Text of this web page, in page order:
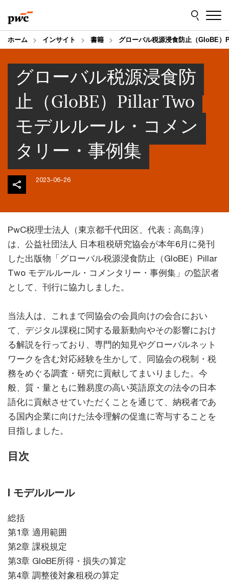
to
content
to
footer
ホーム インサイト 書籍 グローバル税源浸食防止（GloBE
グローバル税源浸食防
止（GloBE）Pillar Two
モデルルール・コメン
タリー・事例集
2023-06-26
PwC税理士法人（東京都千代田区、代表：高島淳）
は、公益社団法人 日本租税研究協会が本年6月に発刊
した出版物「グローバル税源浸食防止（GloBE）Pillar
Two モデルルール・コメンタリー・事例集」の監訳者
として、刊行に協力しました。
当法人は、これまで同協会の会員向けの会合におい
て、デジタル課税に関する最新動向やその影響におけ
る解説を行っており、専門的知見やグローバルネット
ワークを含む対応経験を生かして、同協会の税制・税
務をめぐる調査・研究に貢献してまいりました。今
般、質・量ともに難易度の高い英語原文の法令の日本
語化に貢献させていただくことを通じて、納税者であ
る国内企業に向けた法令理解の促進に寄与することを
目指しました。
目次
I モデルルール
総括
第1章 適用範囲
第2章 課税規定
第3章 GloBE所得・損失の算定
第4章 調整後対象租税の算定